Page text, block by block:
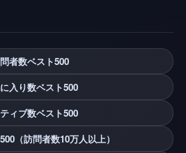
者数ベスト500
入り数ベスト500
ィブ数ベスト500
（訪問者数10万人以上）